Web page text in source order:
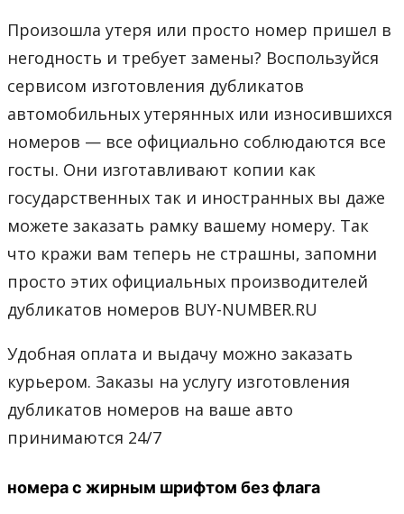
Произошла утеря или просто номер пришел в
негодность и требует замены? Воспользуйся
сервисом изготовления дубликатов
автомобильных утерянных или износившихся
номеров — все официально соблюдаются все
госты. Они изготавливают копии как
государственных так и иностранных вы даже
можете заказать рамку вашему номеру. Так
что кражи вам теперь не страшны, запомни
просто этих официальных производителей
дубликатов номеров BUY-NUMBER.RU
Удобная оплата и выдачу можно заказать
курьером. Заказы на услугу изготовления
дубликатов номеров на ваше авто
принимаются 24/7
номера с жирным шрифтом без флага